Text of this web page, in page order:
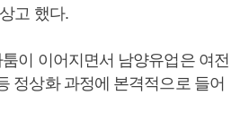
고 했다.
이 이어지면서 남양유업은 여전
정상화 과정에 본격적으로 들어